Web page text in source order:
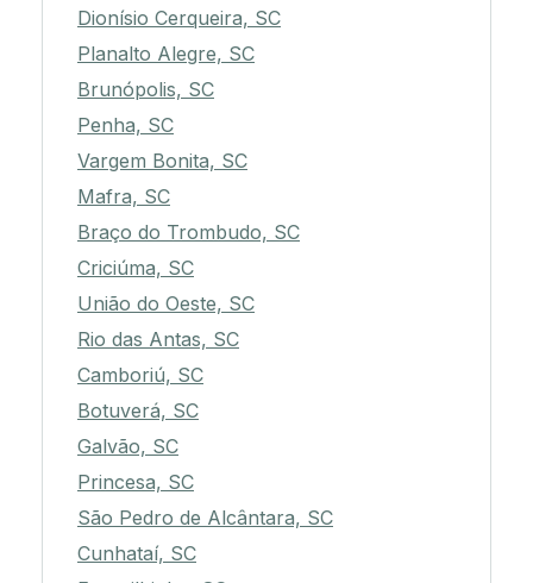
Dionísio Cerqueira, SC
Planalto Alegre, SC
Brunópolis, SC
Penha, SC
Vargem Bonita, SC
Mafra, SC
Braço do Trombudo, SC
Criciúma, SC
União do Oeste, SC
Rio das Antas, SC
Camboriú, SC
Botuverá, SC
Galvão, SC
Princesa, SC
São Pedro de Alcântara, SC
Cunhataí, SC